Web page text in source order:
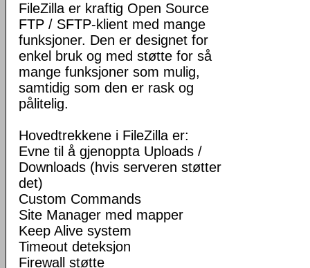
FileZilla er kraftig Open Source
FTP / SFTP-klient med mange
funksjoner. Den er designet for
enkel bruk og med støtte for så
mange funksjoner som mulig,
samtidig som den er rask og
pålitelig.
Hovedtrekkene i FileZilla er:
Evne til å gjenoppta Uploads /
Downloads (hvis serveren støtter
det)
Custom Commands
Site Manager med mapper
Keep Alive system
Timeout deteksjon
Firewall støtte